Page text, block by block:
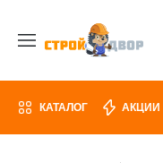
КАТАЛОГ АКЦИИ